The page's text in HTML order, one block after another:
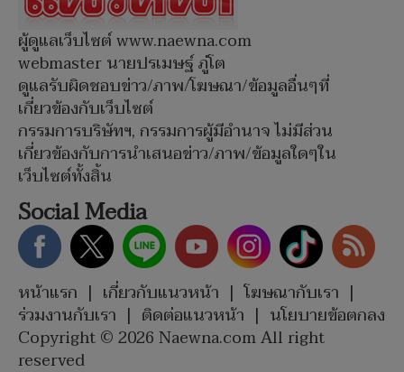
ผู้ดูแลเว็บไซต์ www.naewna.com
webmaster นายปรเมษฐ์ ภู่โต
ดูแลรับผิดชอบข่าว/ภาพ/โฆษณา/ข้อมูลอื่นๆที่
เกี่ยวข้องกับเว็บไซต์
กรรมการบริษัทฯ, กรรมการผู้มีอำนาจ ไม่มีส่วน
เกี่ยวข้องกับการนำเสนอข่าว/ภาพ/ข้อมูลใดๆใน
เว็บไซต์ทั้งสิ้น
Social Media
หน้าแรก | เกี่ยวกับแนวหน้า | โฆษณากับเรา |
ร่วมงานกับเรา | ติดต่อแนวหน้า | นโยบายข้อตกลง
Copyright © 2026 Naewna.com All right
reserved